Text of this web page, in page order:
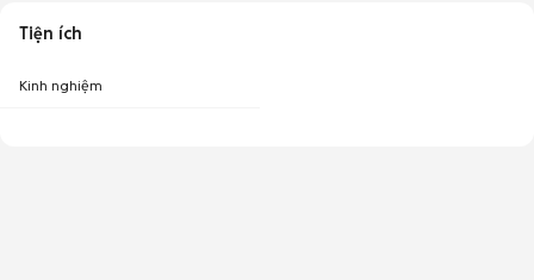
Tiện ích
Kinh nghiệm